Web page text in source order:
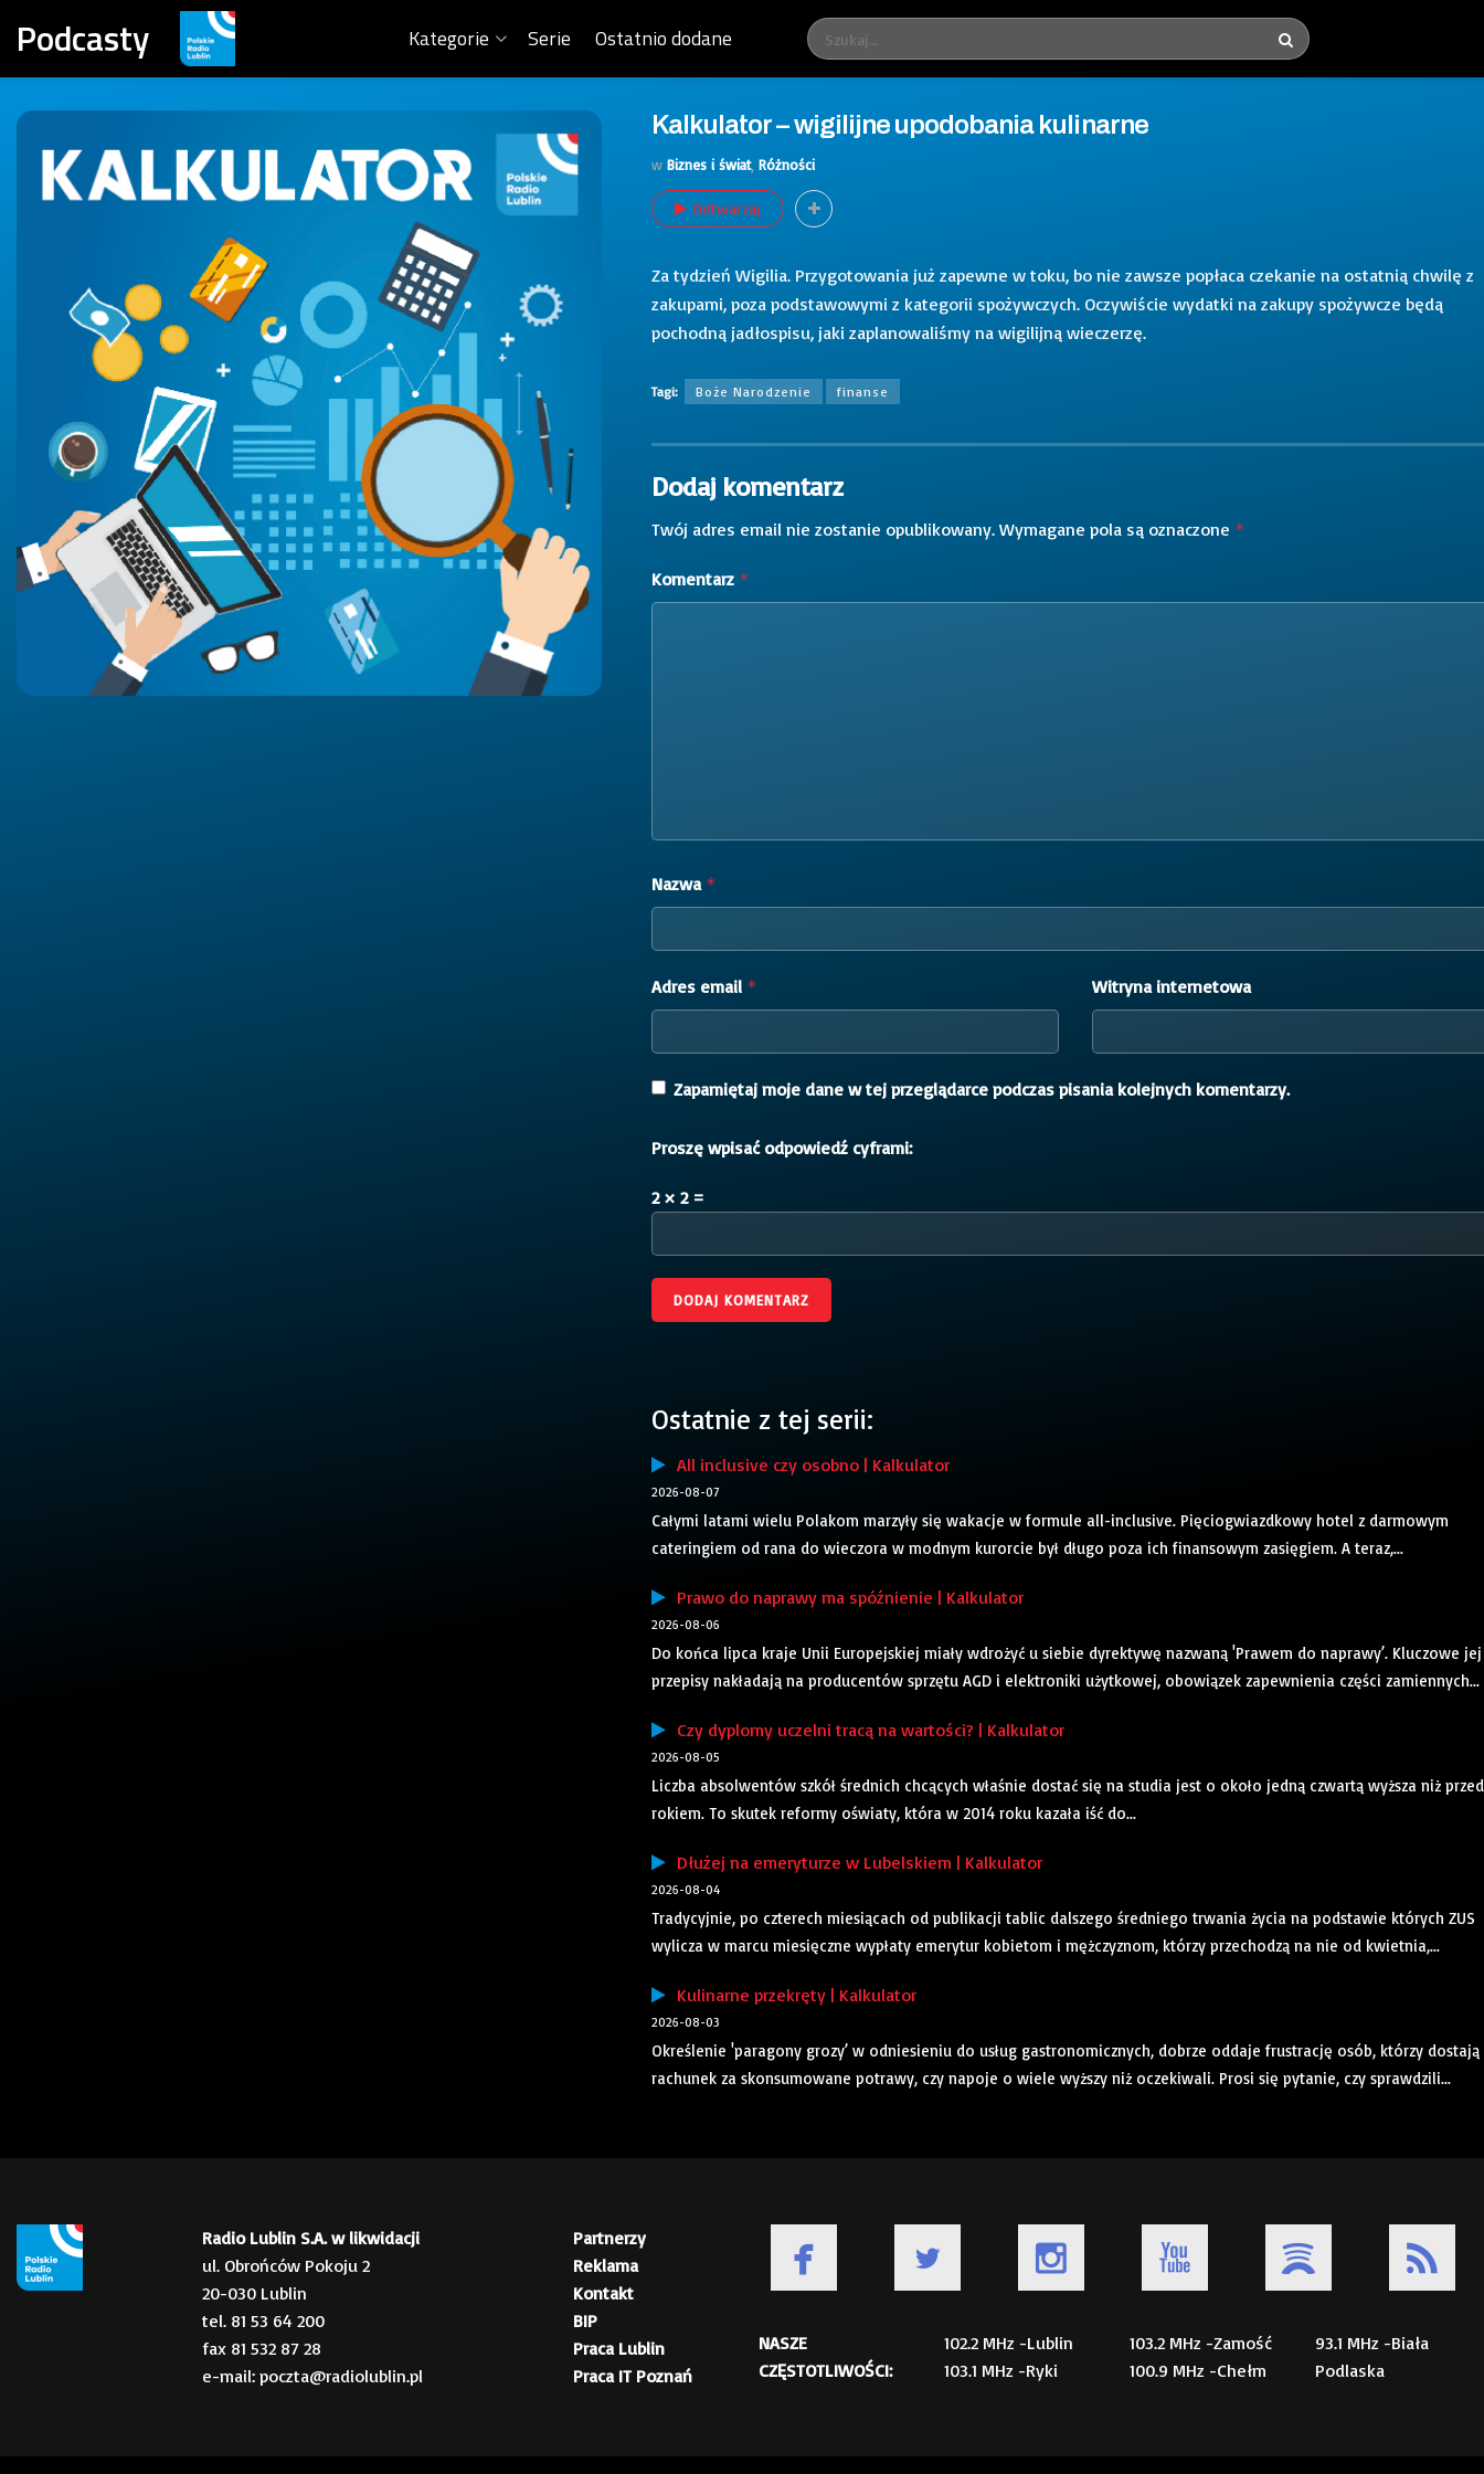
Podcasty Kategorie Serie Ostatnio dodane
Kalkulator – wigilijne upodobania kulinarne
w Biznes i świat, Różności
Odtwarzaj
Za tydzień Wigilia. Przygotowania już zapewne w toku, bo nie zawsze popłaca czekanie na ostatnią chwilę z
zakupami, poza podstawowymi z kategorii spożywczych. Oczywiście wydatki na zakupy spożywcze będą
pochodną jadłospisu, jaki zaplanowaliśmy na wigilijną wieczerzę.
Tagi: Boże Narodzenie finanse
Dodaj komentarz
Twój adres email nie zostanie opublikowany. Wymagane pola są oznaczone *
Komentarz *
Nazwa *
Adres email * Witryna internetowa
Zapamiętaj moje dane w tej przeglądarce podczas pisania kolejnych komentarzy.
Proszę wpisać odpowiedź cyframi:
2 × 2 =
Ostatnie z tej serii:
All inclusive czy osobno | Kalkulator
2026-08-07
Całymi latami wielu Polakom marzyły się wakacje w formule all-inclusive. Pięciogwiazdkowy hotel z darmowym
cateringiem od rana do wieczora w modnym kurorcie był długo poza ich finansowym zasięgiem. A teraz,...
Prawo do naprawy ma spóźnienie | Kalkulator
2026-08-06
Do końca lipca kraje Unii Europejskiej miały wdrożyć u siebie dyrektywę nazwaną 'Prawem do naprawy’. Kluczowe jej
przepisy nakładają na producentów sprzętu AGD i elektroniki użytkowej, obowiązek zapewnienia części zamiennych...
Czy dyplomy uczelni tracą na wartości? | Kalkulator
2026-08-05
Liczba absolwentów szkół średnich chcących właśnie dostać się na studia jest o około jedną czwartą wyższa niż przed
rokiem. To skutek reformy oświaty, która w 2014 roku kazała iść do...
Dłużej na emeryturze w Lubelskiem | Kalkulator
2026-08-04
Tradycyjnie, po czterech miesiącach od publikacji tablic dalszego średniego trwania życia na podstawie których ZUS
wylicza w marcu miesięczne wypłaty emerytur kobietom i mężczyznom, którzy przechodzą na nie od kwietnia,...
Kulinarne przekręty | Kalkulator
2026-08-03
Określenie 'paragony grozy’ w odniesieniu do usług gastronomicznych, dobrze oddaje frustrację osób, którzy dostają
rachunek za skonsumowane potrawy, czy napoje o wiele wyższy niż oczekiwali. Prosi się pytanie, czy sprawdzili...
Radio Lublin S.A. w likwidacji
ul. Obrońców Pokoju 2
20-030 Lublin
tel. 81 53 64 200
fax 81 532 87 28
e-mail: poczta@radiolublin.pl
Partnerzy
Reklama
Kontakt
BIP
Praca Lublin
Praca IT Poznań
NASZE
CZĘSTOTLIWOŚCI:
102.2 MHz -Lublin
103.1 MHz -Ryki
103.2 MHz -Zamość
100.9 MHz -Chełm
93.1 MHz -Biała
Podlaska